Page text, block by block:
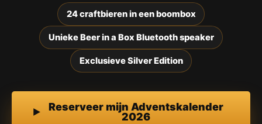
24 craftbieren in een boombox
Unieke Beer in a Box Bluetooth speaker
Exclusieve Silver Edition
Reserveer mijn Adventskalender
2026